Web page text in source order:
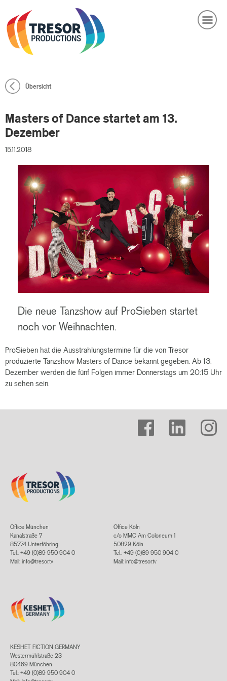
BRANDED CONTENT
KARRIERE
Übersicht
Masters of Dance startet am 13.
Dezember
15.11.2018
Die neue Tanzshow auf ProSieben startet
noch vor Weihnachten.
ProSieben hat die Ausstrahlungstermine für die von Tresor
produzierte Tanzshow Masters of Dance bekannt gegeben. Ab 13.
Dezember werden die fünf Folgen immer Donnerstags um 20:15 Uhr
zu sehen sein.
facebook linkedin instagram
Office München
Kanalstraße 7
85774 Unterföhring
Tel.: +49 (0)89 950 904 0
Mail: info@tresor.tv
Office Köln
c/o MMC Am Coloneum 1
50829 Köln
Tel.: +49 (0)89 950 904 0
Mail: info@tresor.tv
KESHET FICTION GERMANY
Westermühlstraße 23
80469 München
Tel.: +49 (0)89 950 904 0